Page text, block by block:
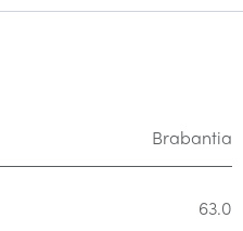
Brabantia
63.0